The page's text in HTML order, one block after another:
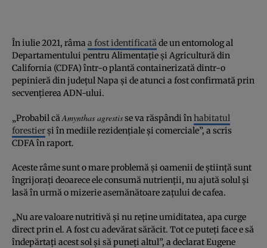
În iulie 2021, râma a fost identificatăde un entomolog al
Departamentului pentru Alimentație și Agricultură din
California (CDFA) într-o plantă containerizată dintr-o
pepinieră din județul Napa și de atunci a fost confirmată prin
secvențierea ADN-ului.
„Probabil căAmynthas agrestisse va răspândi înhabitatul
forestierși în mediile rezidențiale și comerciale”, a scris
CDFA în raport.
Aceste râme sunt o mare problemă și oamenii de știință sunt
îngrijorați deoarece ele consumă nutrienții, nu ajută solul și
lasă în urmă o mizerie asemănătoare zațului de cafea.
„Nu are valoare nutritivă și nu reține umiditatea, apa curge
direct prin el. A fost cu adevărat sărăcit. Tot ce puteți face e să
îndepărtați acest sol și să puneți altul”, a declarat Eugene